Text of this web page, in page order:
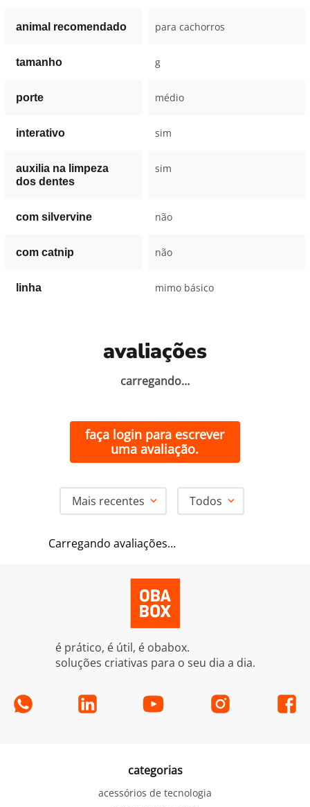
animal recomendado para cachorros
tamanho g
porte médio
interativo sim
auxilia na limpeza
dos dentes
sim
com silvervine não
com catnip não
linha mimo básico
avaliações
carregando…
faça login para escrever
uma avaliação.
Mais recentes Todos
Carregando avaliações…
é prático, é útil, é obabox.
soluções criativas para o seu dia a dia.
categorias
acessórios de tecnologia